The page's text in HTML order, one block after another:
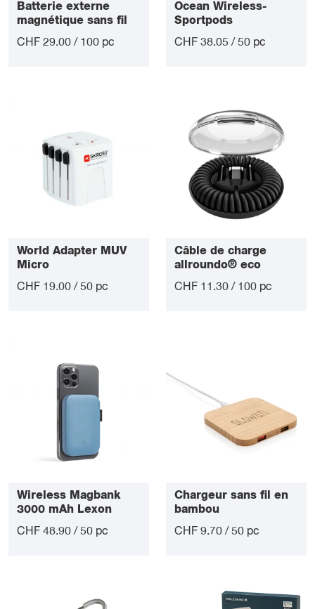
Batterie externe
magnétique sans fil
CHF 29.00 / 100 pc
Ocean Wireless-
Sportpods
CHF 38.05 / 50 pc
World Adapter MUV
Micro
CHF 19.00 / 50 pc
Câble de charge
allroundo® eco
CHF 11.30 / 100 pc
Wireless Magbank
3000 mAh Lexon
CHF 48.90 / 50 pc
Chargeur sans fil en
bambou
CHF 9.70 / 50 pc